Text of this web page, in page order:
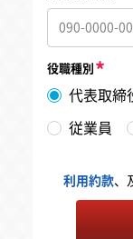
役職種別
代表取締
従業員
利用約款、